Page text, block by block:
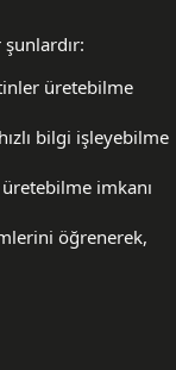
üretebilme
bilgi işleyebilme
imkanı
öğrenerek,